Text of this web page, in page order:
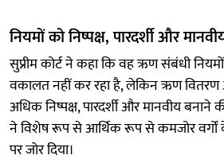
नियमों को निष्पक्ष, पारदर्शी और
सुप्रीम कोर्ट ने कहा कि वह ऋण संबंधी
वकालत नहीं कर रहा है, लेकिन ऋण वितरण
अधिक निष्पक्ष, पारदर्शी और मानवीय
ने विशेष रूप से आर्थिक रूप से कमजोर वर्गों
पर जोर दिया।